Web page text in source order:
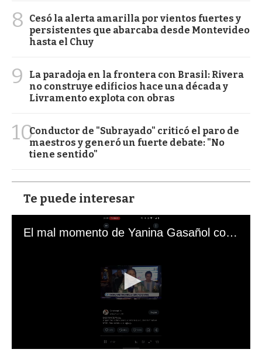
8
Cesó la alerta amarilla por vientos fuertes y
persistentes que abarcaba desde Montevideo
hasta el Chuy
9
La paradoja en la frontera con Brasil: Rivera
no construye edificios hace una década y
Livramento explota con obras
10Conductor de "Subrayado" criticó el paro de
maestros y generó un fuerte debate: "No
tiene sentido"
Te puede interesar
El mal momento de Yanina Gasañol con un hincha argentino en "Subrayado"